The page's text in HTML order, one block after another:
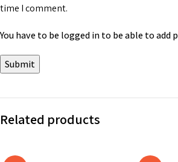
time I comment.
You have to be logged in to be able to add
Related products